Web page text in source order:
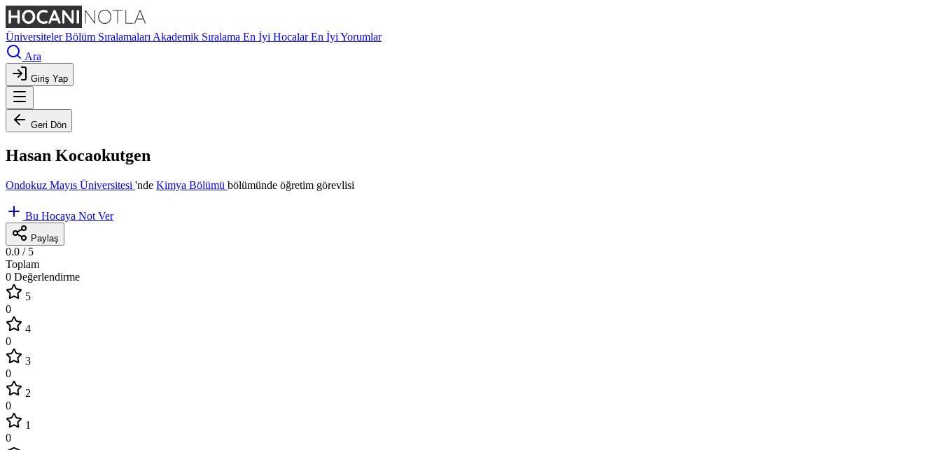
ÜniversitelerBölüm Sıralamaları Akademik Sıralama En İyi HocalarEn İyi Yorumlar
Ara
Giriş Yap
Geri Dön
Hasan Kocaokutgen
Ondokuz Mayıs Üniversitesi 'nde Kimya Bölümü bölümünde öğretim görevlisi
Bu Hocaya Not Ver
Paylaş
0.0 / 5
Toplam
0 Değerlendirme
5
0
4
0
3
0
2
0
1
0